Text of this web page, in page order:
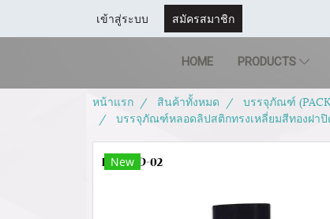
เข้าสู่ระบบ สมัครสมาชิก
HOME PRODUCTS
หน้าแรก สินค้าทั้งหมด บรรจุภัณฑ์
บรรจุภัณฑ์หลอดลิปสติกทรงเหลี่ยมสีทองฝาปิ
New